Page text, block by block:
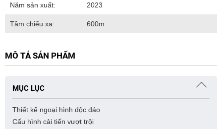
Năm sản xuất: 2023
Tầm chiếu xa: 600m
MÔ TẢ SẢN PHẨM
MỤC LỤC
Thiết kế ngoại hình độc đáo
Cấu hình cải tiến vượt trội